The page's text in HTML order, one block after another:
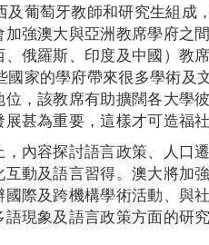
葡萄牙教師和研究生組成
強澳大與亞洲教席學府之
俄羅斯、印度及中國）教
家的學府帶來很多學術及
，該教席有助擴闊各大學
甚為重要，這樣才可造福社
內容探討語言政策、人口
動及語言習得。澳大將加
際及跨機構學術活動、與
現象及語言政策方面的研究